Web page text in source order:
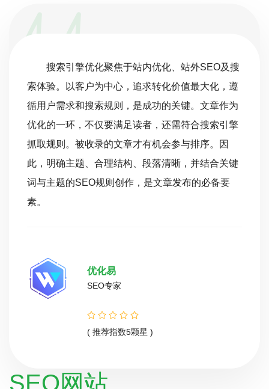
搜索引擎优化聚焦于站内优化、站外SEO及搜
索体验。以客户为中心，追求转化价值最大化，遵
循用户需求和搜索规则，是成功的关键。文章作为
优化的一环，不仅要满足读者，还需符合搜索引擎
抓取规则。被收录的文章才有机会参与排序。因
此，明确主题、合理结构、段落清晰，并结合关键
词与主题的SEO规则创作，是文章发布的必备要
素。
优化易
SEO专家
( 推荐指数5颗星 )
SEO网站